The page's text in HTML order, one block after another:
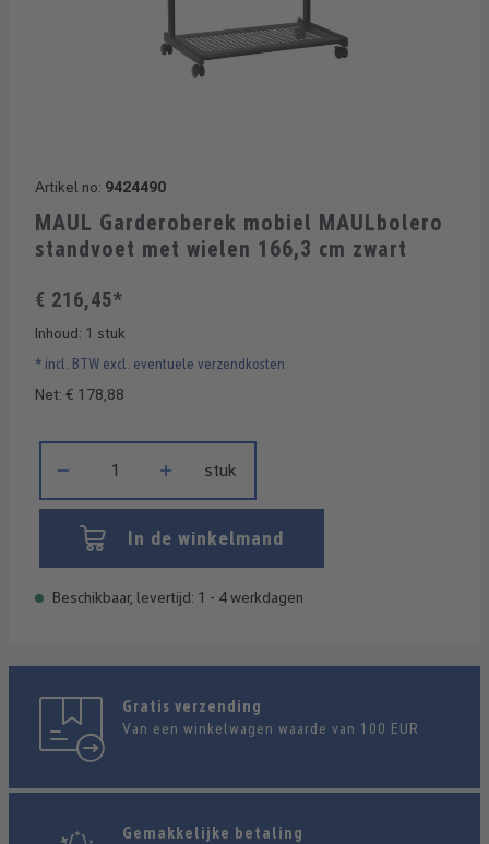
Artikel no: 9424490
MAUL Garderoberek mobiel MAULbolero
standvoet met wielen 166,3 cm zwart
€ 216,45*
Inhoud: 1 stuk
* incl. BTW excl. eventuele verzendkosten
Net: € 178,88
stuk
In de winkelmand
Beschikbaar, levertijd: 1 - 4 werkdagen
Gratis verzending
Van een winkelwagen waarde van 100 EUR
Gemakkelijke betaling